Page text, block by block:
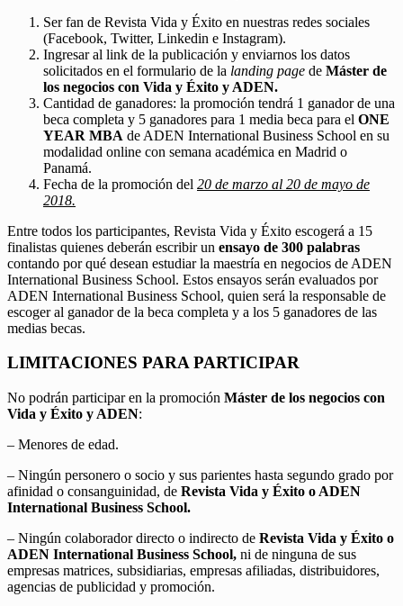
Ser fan de Revista Vida y Éxito en nuestras redes sociales
(Facebook, Twitter, Linkedin e Instagram).
Ingresar al link de la publicación y enviarnos los datos
solicitados en el formulario de la landing page de Máster de
los negocios con Vida y Éxito y ADEN.
Cantidad de ganadores: la promoción tendrá 1 ganador de una
beca completa y 5 ganadores para 1 media beca para el ONE
YEAR MBA de ADEN International Business School en su
modalidad online con semana académica en Madrid o
Panamá.
Fecha de la promoción del 20 de marzo al 20 de mayo de
2018.
Entre todos los participantes, Revista Vida y Éxito escogerá a 15
finalistas quienes deberán escribir un ensayo de 300 palabras
contando por qué desean estudiar la maestría en negocios de ADEN
International Business School. Estos ensayos serán evaluados por
ADEN International Business School, quien será la responsable de
escoger al ganador de la beca completa y a los 5 ganadores de las
medias becas.
LIMITACIONES PARA PARTICIPAR
No podrán participar en la promoción Máster de los negocios con
Vida y Éxito y ADEN:
– Menores de edad.
– Ningún personero o socio y sus parientes hasta segundo grado por
afinidad o consanguinidad, de Revista Vida y Éxito o ADEN
International Business School.
– Ningún colaborador directo o indirecto de Revista Vida y Éxito o
ADEN International Business School, ni de ninguna de sus
empresas matrices, subsidiarias, empresas afiliadas, distribuidores,
agencias de publicidad y promoción.